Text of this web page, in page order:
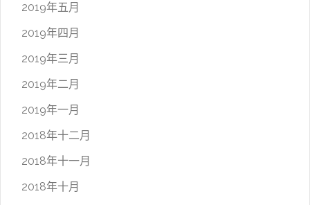
2019年五月
2019年四月
2019年三月
2019年二月
2019年一月
2018年十二月
2018年十一月
2018年十月